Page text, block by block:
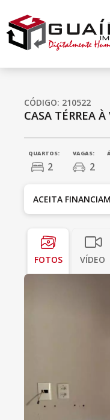
CÓDIGO: 210522
CASA TÉRREA
QUARTOS:
2
VAGAS:
2
ACEITA
FOTOS VÍDEO